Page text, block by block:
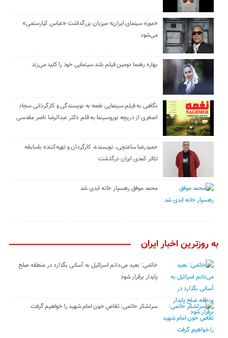
«موزه سینمای ایران» میزبان بزرگداشت «عباس کیارستمی»
می‌شود
بهاره رهنما دومین فیلم بلند سینمایی خود را کلید می‌زند
نگاهی به فیلم سینمایی نغمه به نویسندگی و کارگردانی سجاد
اصغری از دریچه نوروسینما به قلم دکتر عبدالرضا ناصر مقدسی
حمیدرضا ساعتچی، نویسنده، کارگردان و تهیه‌کننده باسابقه
تئاتر کمدی ایران درگذشت
محمد موفق رهسپار خانه ابدی شد
به روزترین اخبار ایران
خاتمی: بعید می‌دانم اسرائیل به آسانی بگذارد در منطقه صلح
پایدار برقرار شود
سرلشکر حاتمی: تقاص خون امام شهید را خواهیم گرفت